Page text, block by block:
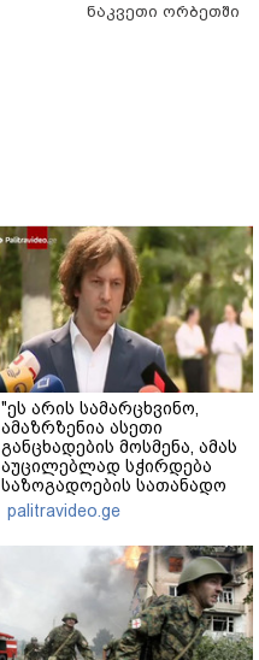
ნაკვეთი ორბეთში
"ეს არის სამარცხვინო,
ამაზრზენია ასეთი
განცხადების მოსმენა, ამას
აუცილებლად სჭირდება
საზოგადოების სათანადო
რეაქცია" - ირაკლი
კობახიძე
palitravideo.ge